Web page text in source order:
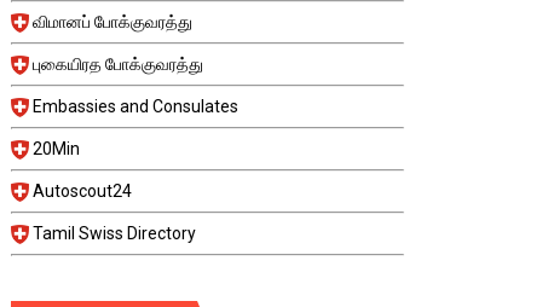
விமானப் போக்குவரத்து
புகையிரத போக்குவரத்து
Embassies and Consulates
20Min
Autoscout24
Tamil Swiss Directory